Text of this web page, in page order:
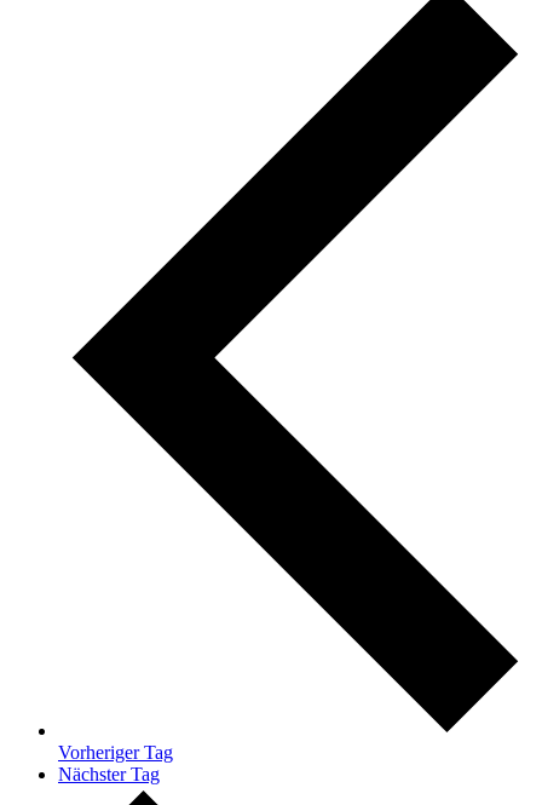
Vorheriger Tag
Nächster Tag